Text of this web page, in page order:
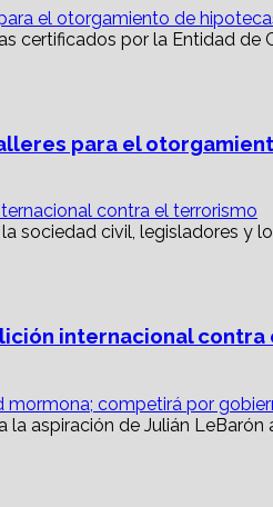
el otorgamiento de
para el
contra el terrorismo
internacional
competirá por